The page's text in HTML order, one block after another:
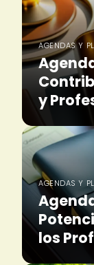
AGENDAS Y
y
AGENDAS Y
los